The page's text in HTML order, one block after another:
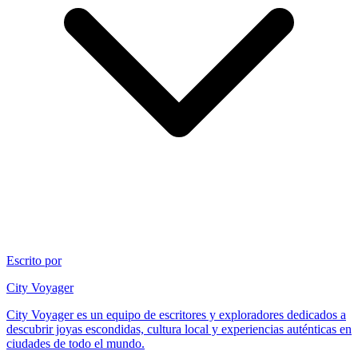
Escrito por
City Voyager
City Voyager es un equipo de escritores y exploradores dedicados a
descubrir joyas escondidas, cultura local y experiencias auténticas en
ciudades de todo el mundo.